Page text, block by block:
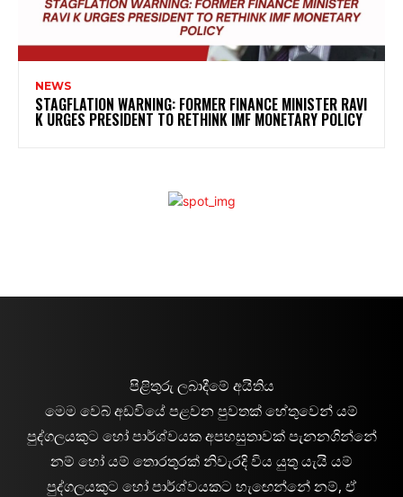
NEWS
STAGFLATION WARNING: FORMER FINANCE MINISTER RAVI
K URGES PRESIDENT TO RETHINK IMF MONETARY POLICY
පිළිතුරු ලබාදීමේ අයිතිය
මෙම වෙබ් අඩවියේ පළවන පුවතක් හේතුවෙන් යම්
පුද්ගලයකුට හෝ පාර්ශ්වයක අපහසුතාවක් පැනනගින්නේ
නම් හෝ යම් තොරතුරක් නිවැරදි විය යුතු යැයි යම්
පුද්ගලයකුට හෝ පාර්ශ්වයකට හැඟෙන්නේ නම්, ඒ